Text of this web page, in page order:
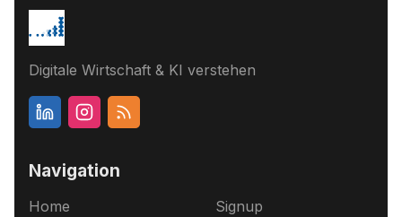
Digitale Wirtschaft & KI verstehen
Navigation
Home
Signup